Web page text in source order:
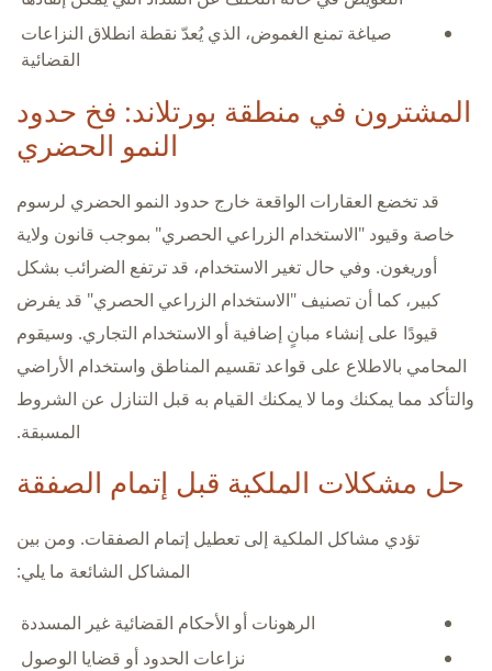
صياغة تمنع الغموض، الذي يُعدّ نقطة انطلاق النزاعات
القضائية
المشترون في منطقة بورتلاند: فخ حدود
النمو الحضري
قد تخضع العقارات الواقعة خارج حدود النمو الحضري لرسوم
خاصة وقيود "الاستخدام الزراعي الحصري" بموجب قانون ولاية
أوريغون. وفي حال تغير الاستخدام، قد ترتفع الضرائب بشكل
كبير، كما أن تصنيف "الاستخدام الزراعي الحصري" قد يفرض
قيودًا على إنشاء مبانٍ إضافية أو الاستخدام التجاري. وسيقوم
المحامي بالاطلاع على قواعد تقسيم المناطق واستخدام الأراضي
والتأكد مما يمكنك وما لا يمكنك القيام به قبل التنازل عن الشروط
المسبقة.
حل مشكلات الملكية قبل إتمام الصفقة
تؤدي مشاكل الملكية إلى تعطيل إتمام الصفقات. ومن بين
المشاكل الشائعة ما يلي:
الرهونات أو الأحكام القضائية غير المسددة
نزاعات الحدود أو قضايا الوصول